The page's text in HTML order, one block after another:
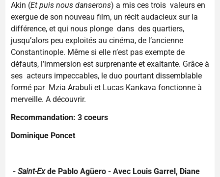
Akin (Et puis nous danserons) a mis ces trois valeurs en
exergue de son nouveau film, un récit audacieux sur la
différence, et qui nous plonge dans des quartiers,
jusqu’alors peu exploités au cinéma, de l’ancienne
Constantinople. Même si elle n’est pas exempte de
défauts, l’immersion est surprenante et exaltante. Grâce à
ses acteurs impeccables, le duo pourtant dissemblable
formé par Mzia Arabuli et Lucas Kankava fonctionne à
merveille. A découvrir.
Recommandation: 3 coeurs
Dominique Poncet
- Saint-Exde Pablo Agüero - Avec Louis Garrel, Diane